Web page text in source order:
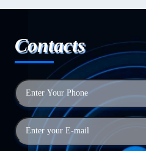
Contacts